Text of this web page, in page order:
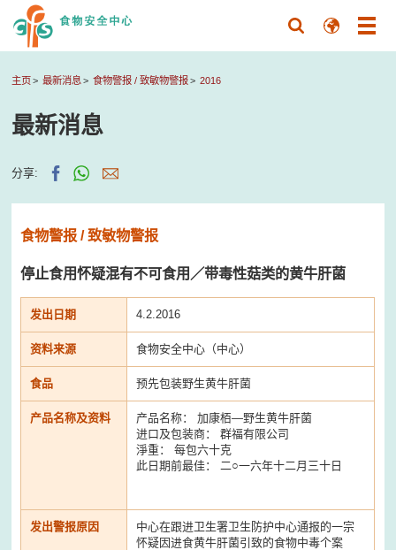
主页 最新消息 食物警报 / 致敏物警报 2016
最新消息
分享:
食物警报 / 致敏物警报
停止食用怀疑混有不可食用／带毒性菇类的黄牛肝菌
发出日期 4.2.2016
资料来源 食物安全中心（中心）
食品 预先包装野生黄牛肝菌
产品名称及资料
产品名称： 加康栢—野生黄牛肝菌
进口及包装商： 群福有限公司
淨重： 每包六十克
此日期前最佳： 二○一六年十二月三十日
发出警报原因
中心在跟进卫生署卫生防护中心通报的一宗
怀疑因进食黄牛肝菌引致的食物中毒个案